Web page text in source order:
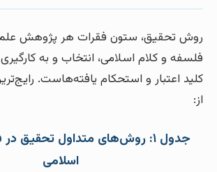
روش تحقیق، ستون فقرات هر پژوهش
فلسفه و کلام اسلامی، انتخاب و به
کلید اعتبار و استحکام یافته‌هاست.
از:
جدول ۱: روش‌های متداول تحقیق
اسلامی